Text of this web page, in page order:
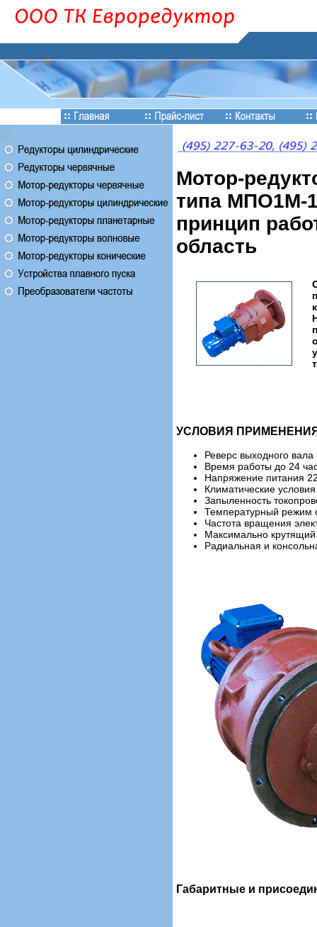
Мотор-
типа МПО1М-
принцип
область
УСЛОВИЯ
Реверс выходного
Время работы до 24
Напряжение питания
Климатические
Запыленность
Температурный режим
Частота вращения
Максимально
Радиальная и
Габаритные и